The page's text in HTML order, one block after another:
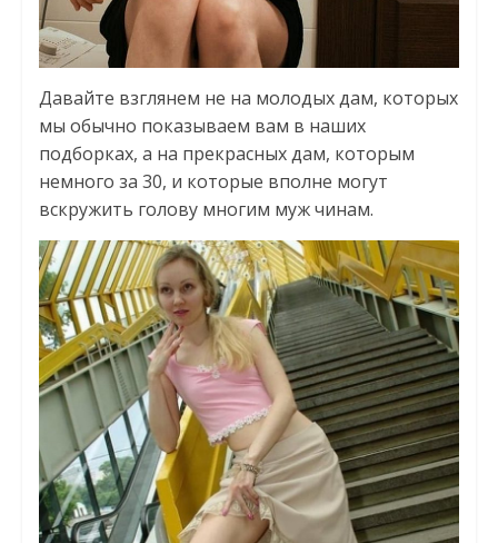
Давайте взглянем не на молодых дам, которых
мы обычно показываем вам в наших
подборках, а на прекрасных дам, которым
немного за 30, и которые вполне могут
вскружить голову многим муж чинам.